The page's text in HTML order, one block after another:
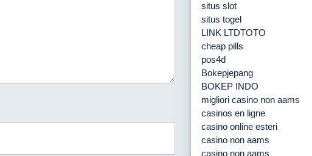
situs slot
situs togel
LINK LTDTOTO
cheap pills
pos4d
Bokepjepang
BOKEP INDO
migliori casino non aams
casinos en ligne
casino online esteri
casino non aams
casino non aams